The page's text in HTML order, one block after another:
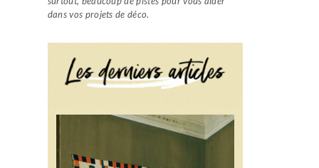
dans vos projets de déco.